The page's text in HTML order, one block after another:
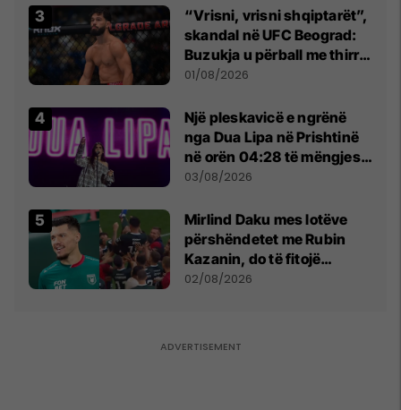
“Vrisni, vrisni shqiptarët”,
skandal në UFC Beograd:
Buzukja u përball me thirrje
anti-shqiptare nga
01/08/2026
Një pleskavicë e ngrënë
nga Dua Lipa në Prishtinë
në orën 04:28 të mëngjesit
- dhe bota digjitale serbe
03/08/2026
Mirlind Daku mes lotëve
përshëndetet me Rubin
Kazanin, do të fitojë
miliona te Spartak Moska
02/08/2026